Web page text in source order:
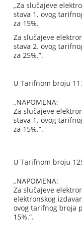
„Za slučajeve
stava 1. ovog
za 15%.
Za slučajeve
stava 2. ovog
za 25%.”.
U Tarifnom broju
„NAPOMENA:
Za slučajeve
stava 1. ovog
za 15%.”.
U Tarifnom broju
„NAPOMENA:
Za slučajeve
elektronskog
ovog tarifnog broja
15%.”.